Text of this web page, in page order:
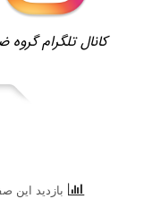
کانال تلگرام گروه
بازدید این صفحه